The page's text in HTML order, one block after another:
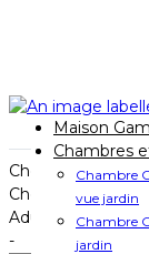
Maison
Chambres
Chambre
vue jardin
Chambre
jardin
Book your stay
Check In
Check Out
Adults
-